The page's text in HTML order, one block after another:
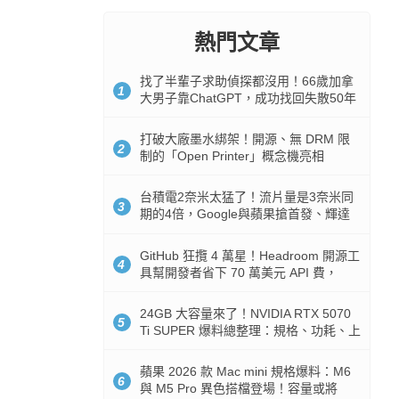
熱門文章
1
找了半輩子求助偵探都沒用！66歲加拿
大男子靠ChatGPT，成功找回失散50年
2
打破大廠墨水綁架！開源、無 DRM 限
制的「Open Printer」概念機亮相
3
台積電2奈米太猛了！流片量是3奈米同
期的4倍，Google與蘋果搶首發、輝達
4
GitHub 狂攬 4 萬星！Headroom 開源工
具幫開發者省下 70 萬美元 API 費，
5
24GB 大容量來了！NVIDIA RTX 5070
Ti SUPER 爆料總整理：規格、功耗、上
6
蘋果 2026 款 Mac mini 規格爆料：M6
與 M5 Pro 異色搭檔登場！容量或將